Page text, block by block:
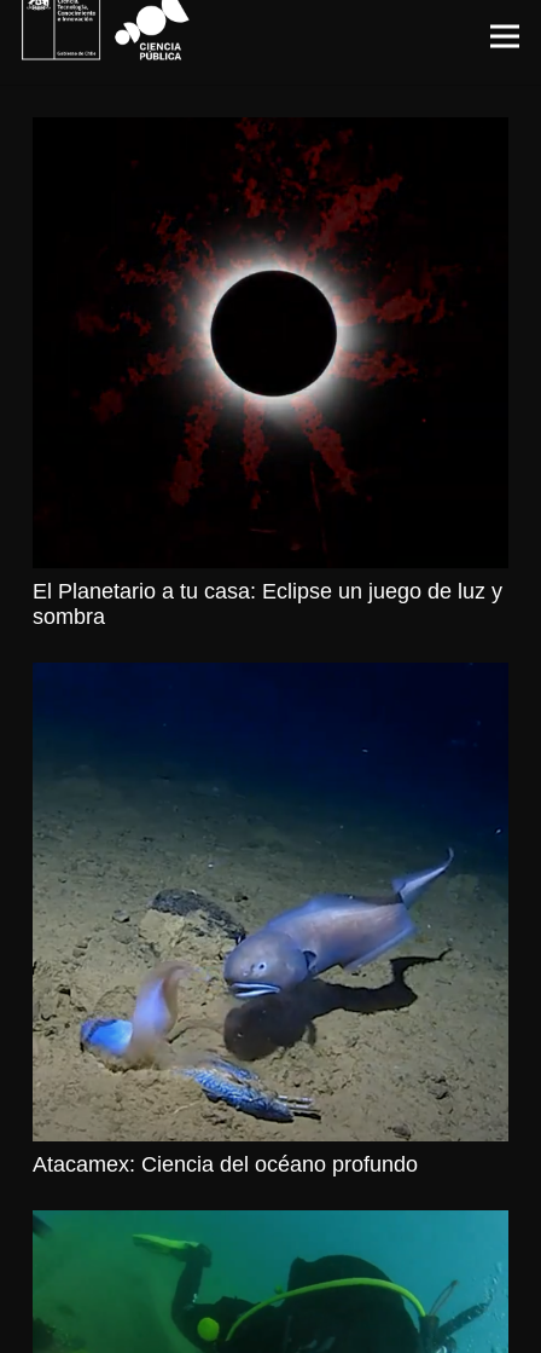
El Planetario a tu casa: Eclipse un juego de luz y
sombra
Atacamex: Ciencia del océano profundo